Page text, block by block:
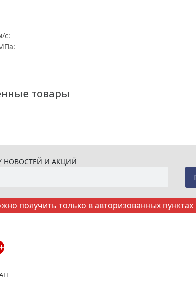
с:
товары
НОВОСТЕЙ И АКЦИЙ
получить только в авторизованных